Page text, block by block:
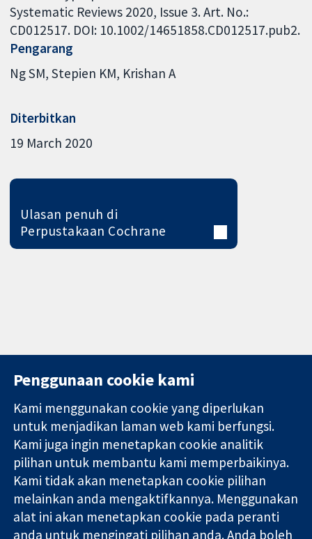
Systematic Reviews 2020, Issue 3. Art. No.:
CD012517. DOI: 10.1002/14651858.CD012517.pub2.
Pengarang
Ng SM Stepien KM Krishan A
Diterbitkan
19 March 2020
Ulasan penuh di
Perpustakaan Cochrane
Bukti yang
dipercayai.
keputusan
termaklum
Kesihatan yang
lebih baik
11-13 Cavendish
Square
London
W1G 0AN
United Kingdom
Hubungi kita
Berita
Pejabat
akhbar
Perihal Kami
Pekerjaan
Cochrane
Library
Penggunaan cookie kami
Kami menggunakan cookie yang diperlukan
untuk menjadikan laman web kami berfungsi.
Kami juga ingin menetapkan cookie analitik
pilihan untuk membantu kami memperbaikinya.
Kami tidak akan menetapkan cookie pilihan
melainkan anda mengaktifkannya. Menggunakan
alat ini akan menetapkan cookie pada peranti
anda untuk mengingati pilihan anda. Anda boleh